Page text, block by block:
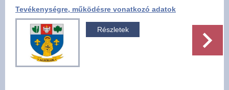
Pályázatok
Választási információk -
Felsőrajk
Tevékenységre, működésre vonatkozó adatok
Részletek